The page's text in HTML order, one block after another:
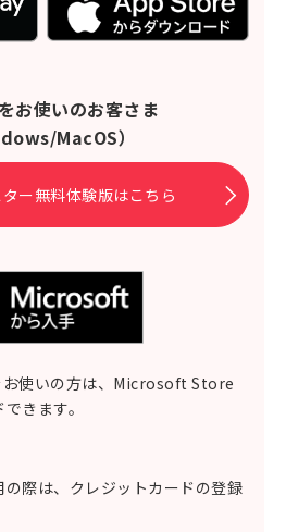
お使いのお客さま
MacOS）
ー無料体験版はこちら
使いの方は、Microsoft Store
きます。
際は、クレジットカードの登録